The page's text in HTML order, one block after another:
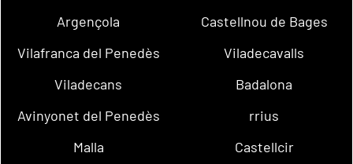
Argençola
Castellnou de Bages
Vilafranca del Penedès
Viladecavalls
Viladecans
Badalona
Avinyonet del Penedès
rrius
Malla
Castellcir